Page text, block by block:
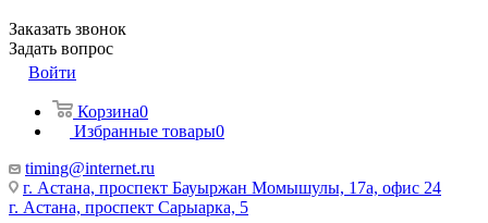
Заказать звонок
Задать вопрос
Войти
Корзина0
Избранные товары0
timing@internet.ru
г. Астана, проспект Бауыржан Момышулы, 17а, офис 24
г. Астана, проспект Сарыарка, 5